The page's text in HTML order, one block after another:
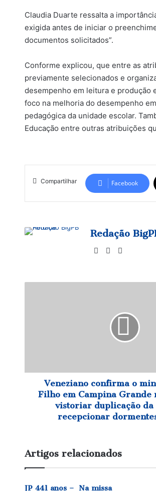
Claudia Duarte ressalta a
exigida antes de iniciar o
documentos solicitados”.
Conforme explicou, que entre as
previamente selecionados e
desempenho em leitura e produção
foco na melhoria do desempenho
pedagógica da unidade escolar.
Educação entre outras atribuições
Compartilhar Facebook
Redação
WebsiteFacebook
Grande
sexta
230
e
dormentes
Veneziano confirma o
Filho em Campina Grande
vistoriar duplicação da
recepcionar
Artigos relacionados
JP 441 anos – Na missa